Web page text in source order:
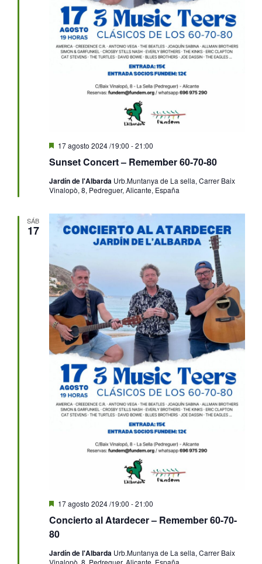
Sunset Concert – Remember 60-70-80
Destacado
17 agosto 2024 /19:00 -21:00
Jardín de l'Albarda Urb.Muntanya de La sella, Carrer Baix
Vinalopò, 8, Pedreguer, Alicante, España
SÁB
17
Concierto al Atardecer – Remember 60-70-
80
Destacado
17 agosto 2024 /19:00 -21:00
Jardín de l'Albarda Urb.Muntanya de La sella, Carrer Baix
Vinalopò, 8, Pedreguer, Alicante, España